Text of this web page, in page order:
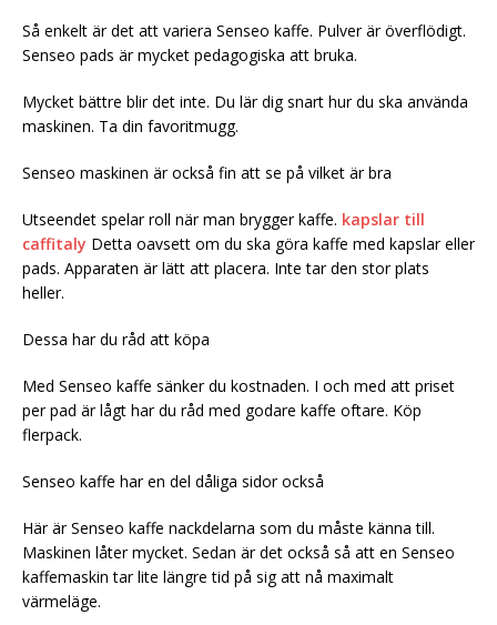
Så enkelt är det att variera Senseo kaffe. Pulver är överflödigt.
Senseo pads är mycket pedagogiska att bruka.
Mycket bättre blir det inte. Du lär dig snart hur du ska använda
maskinen. Ta din favoritmugg.
Senseo maskinen är också fin att se på vilket är bra
Utseendet spelar roll när man brygger kaffe. kapslar till
caffitaly Detta oavsett om du ska göra kaffe med kapslar eller
pads. Apparaten är lätt att placera. Inte tar den stor plats
heller.
Dessa har du råd att köpa
Med Senseo kaffe sänker du kostnaden. I och med att priset
per pad är lågt har du råd med godare kaffe oftare. Köp
flerpack.
Senseo kaffe har en del dåliga sidor också
Här är Senseo kaffe nackdelarna som du måste känna till.
Maskinen låter mycket. Sedan är det också så att en Senseo
kaffemaskin tar lite längre tid på sig att nå maximalt
värmeläge.